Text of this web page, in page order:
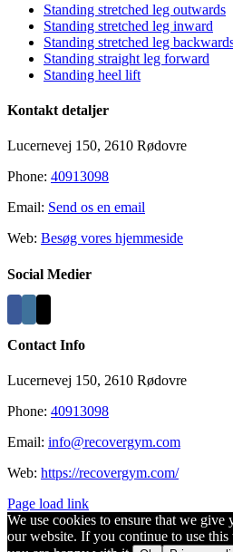
Standing stretched leg outwards
Standing stretched leg inward
Standing stretched leg
Standing straight leg forward
Standing heel lift
Kontakt detaljer
Lucernevej 150, 2610 Rødovre
Phone: 40913098
Email: Send os en email
Web: Besøg vores hjemmeside
Social Medier
Contact Info
Lucernevej 150, 2610 Rødovre
Phone: 40913098
Email: info@recovergym.com
Web: https://recovergym.com/
Page load link
We use cookies to ensure that we give
our website. If you continue to use